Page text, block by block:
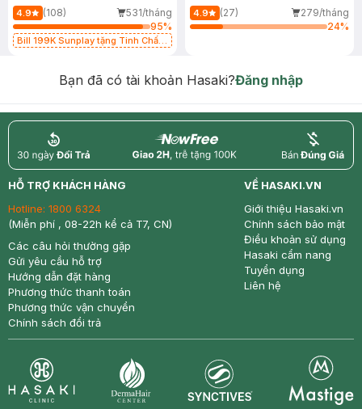
4.9 (108)
531/tháng
95%
Bill 199K Sunplay tặng Tinh Chất
4.9 (27)
279/tháng
24%
Bạn đã có tài khoản Hasaki?Đăng nhập
return nowfree price
HỖ TRỢ KHÁCH HÀNG
Hotline: 1800 6324
(Miễn phí , 08-22h kể cả T7, CN)
Các câu hỏi thường gặp
Gửi yêu cầu hỗ trợ
Hướng dẫn đặt hàng
Phương thức thanh toán
Phương thức vận chuyển
Chính sách đổi trả
VỀ HASAKI.VN
Giới thiệu Hasaki.vn
Chính sách bảo mật
Điều khoản sử dụng
Hasaki cẩm nang
Tuyển dụng
Liên hệ